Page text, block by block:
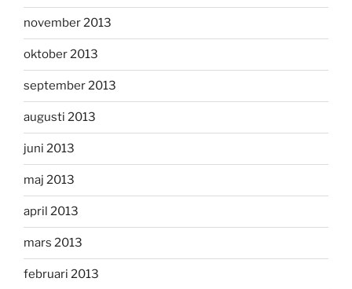
november 2013
oktober 2013
september 2013
augusti 2013
juni 2013
maj 2013
april 2013
mars 2013
februari 2013